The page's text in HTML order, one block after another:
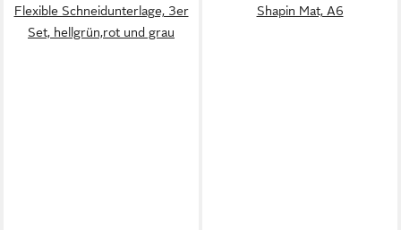
Flexible Schneidunterlage, 3er
Set, hellgrün,rot und grau
Shapin Mat, A6